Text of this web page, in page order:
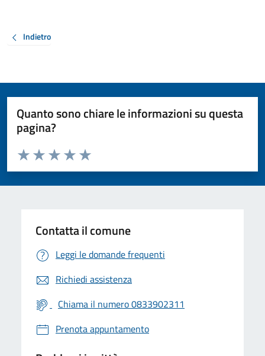
Indietro
Quanto sono chiare le informazioni su questa
pagina?
Valuta da 1 a 5 stelle la pagina
Valuta 5 stelle su 5
Valuta 4 stelle su 5
Valuta 3 stelle su 5
Valuta 2 stelle su 5
Valuta 1 stelle su 5
Contatta il comune
Leggi le domande frequenti
Richiedi assistenza
Chiama il numero 0833902311
Prenota appuntamento